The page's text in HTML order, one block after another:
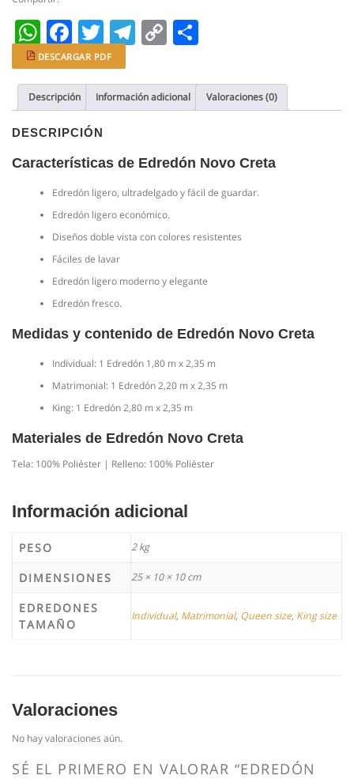
WhatsApp
Facebook
Twitter
Telegram
Copy
DESCARGAR PDF
Descripción Información adicional Valoraciones (0)
DESCRIPCIÓN
Características de Edredón Novo Creta
Edredón ligero, ultradelgado y fácil de guardar.
Edredón ligero económico.
Diseños doble vista con colores resistentes
Fáciles de lavar
Edredón ligero moderno y elegante
Edredón fresco.
Medidas y contenido de Edredón Novo Creta
Individual: 1 Edredón 1,80 m x 2,35 m
Matrimonial: 1 Edredón 2,20 m x 2,35 m
King: 1 Edredón 2,80 m x 2,35 m
Materiales de Edredón Novo Creta
Tela: 100% Poliéster | Relleno: 100% Poliéster
Información adicional
PESO 2 kg
DIMENSIONES 25 × 10 × 10 cm
EDREDONES
TAMAÑO
Individual, Matrimonial, Queen size, King size
Valoraciones
No hay valoraciones aún.
SÉ EL PRIMERO EN VALORAR “EDREDÓN